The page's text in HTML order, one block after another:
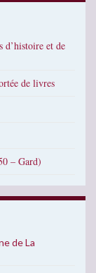
d’histoire et de
de livres
– Gard)
de La